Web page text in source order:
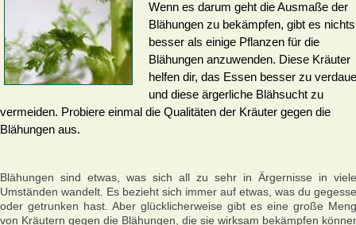
Wenn es darum geht die Ausmaße der
Blähungen zu bekämpfen, gibt es nichts
besser als einige Pflanzen für die
Blähungen anzuwenden. Diese Kräuter
helfen dir, das Essen besser zu
und diese ärgerliche Blähsucht zu
vermeiden. Probiere einmal die Qualitäten der Kräuter gegen die
Blähungen aus.
Blähungen sind etwas, was sich all zu sehr in Ärgernisse in
Umständen wandelt. Es bezieht sich immer auf etwas, was du
oder getrunken hast. Aber glücklicherweise gibt es eine große
von Kräutern gegen die Blähungen, die sie wirksam bekämpfen